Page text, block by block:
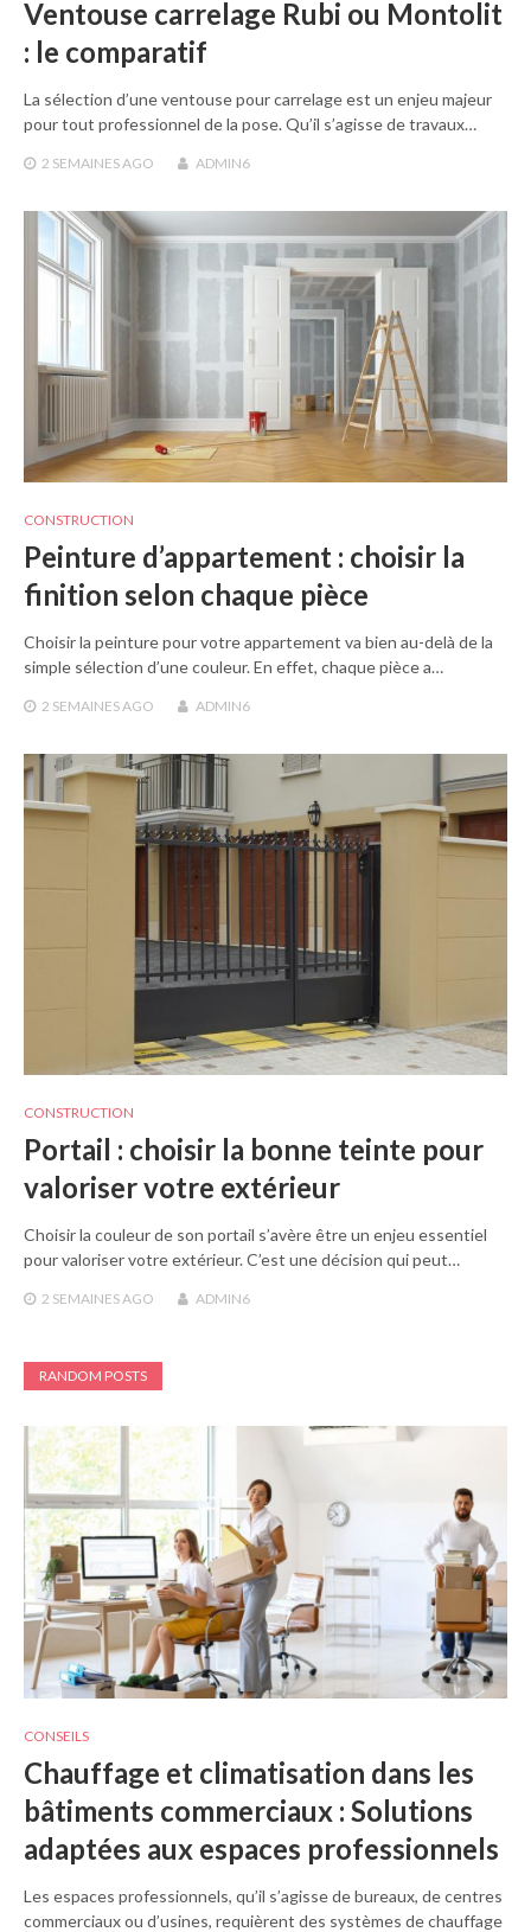
Ventouse carrelage Rubi ou Montolit
: le comparatif
La sélection d’une ventouse pour carrelage est un enjeu majeur
pour tout professionnel de la pose. Qu’il s’agisse de travaux…
2 SEMAINESAGO ADMIN6
CONSTRUCTION
Peinture d’appartement : choisir la
finition selon chaque pièce
Choisir la peinture pour votre appartement va bien au-delà de la
simple sélection d’une couleur. En effet, chaque pièce a…
2 SEMAINESAGO ADMIN6
CONSTRUCTION
Portail : choisir la bonne teinte pour
valoriser votre extérieur
Choisir la couleur de son portail s’avère être un enjeu essentiel
pour valoriser votre extérieur. C’est une décision qui peut…
2 SEMAINES AGO ADMIN6
RANDOM POSTS
CONSEILS
Chauffage et climatisation dans les
bâtiments commerciaux : Solutions
adaptées aux espaces professionnels
Les espaces professionnels, qu’il s’agisse de bureaux, de centres
commerciaux ou d’usines, requièrent des systèmes de chauffage